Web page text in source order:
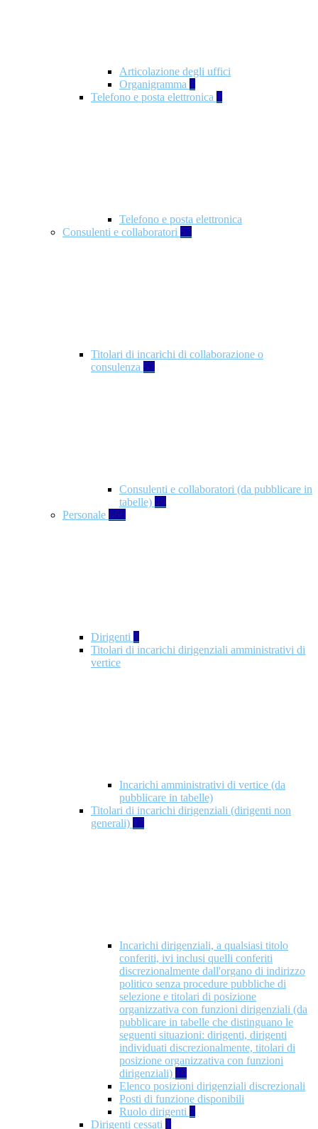
Articolazione degli uffici
Organigramma 1
Telefono e posta elettronica 1
Telefono e posta elettronica
Consulenti e collaboratori 57
Titolari di incarichi di collaborazione o
consulenza 57
Consulenti e collaboratori (da pubblicare in
tabelle) 49
Personale 660
Dirigenti 1
Titolari di incarichi dirigenziali amministrativi di
vertice
Incarichi amministrativi di vertice (da
pubblicare in tabelle)
Titolari di incarichi dirigenziali (dirigenti non
generali) 17
Incarichi dirigenziali, a qualsiasi titolo
conferiti, ivi inclusi quelli conferiti
discrezionalmente dall'organo di indirizzo
politico senza procedure pubbliche di
selezione e titolari di posizione
organizzativa con funzioni dirigenziali (da
pubblicare in tabelle che distinguano le
seguenti situazioni: dirigenti, dirigenti
individuati discrezionalmente, titolari di
posizione organizzativa con funzioni
dirigenziali) 10
Elenco posizioni dirigenziali discrezionali
Posti di funzione disponibili
Ruolo dirigenti 7
Dirigenti cessati 1